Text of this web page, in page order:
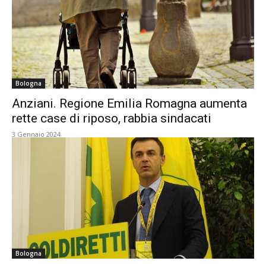
Bologna
Anziani. Regione Emilia Romagna aumenta
rette case di riposo, rabbia sindacati
3 Gennaio 2024
Bologna